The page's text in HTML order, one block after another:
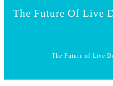
The Future Of Live
The Future of Live